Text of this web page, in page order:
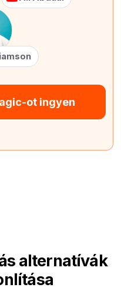
ot ingyen
alternatívák